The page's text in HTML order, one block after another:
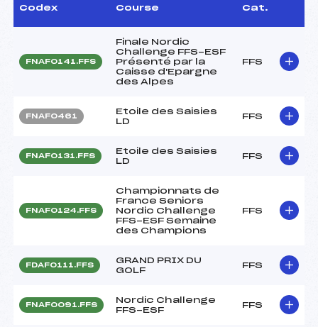
Codex Course Cat.
FNAF0141.FFS
Finale Nordic
Challenge FFS-ESF
Présenté par la
Caisse d'Epargne
des Alpes
FFS
FNAF0461
Etoile des Saisies
LD
FFS
FNAF0131.FFS
Etoile des Saisies
LD
FFS
FNAF0124.FFS
Championnats de
France Seniors
Nordic Challenge
FFS-ESF Semaine
des Champions
FFS
FDAF0111.FFS
GRAND PRIX DU
GOLF
FFS
FNAF0091.FFS
Nordic Challenge
FFS-ESF
FFS